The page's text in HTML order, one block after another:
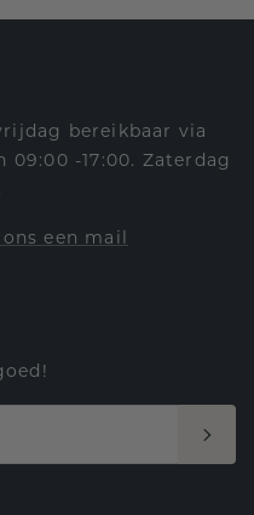
bereikbaar via
-17:00. Zaterdag
een mail